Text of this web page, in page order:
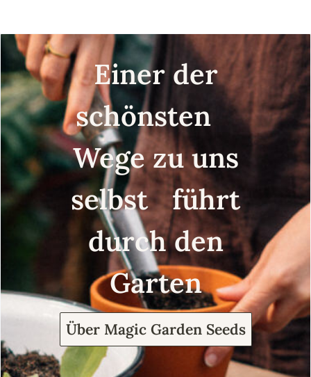
Einer der
schönsten
Wege zu uns
selbst führt
durch den
Garten
Über Magic Garden Seeds